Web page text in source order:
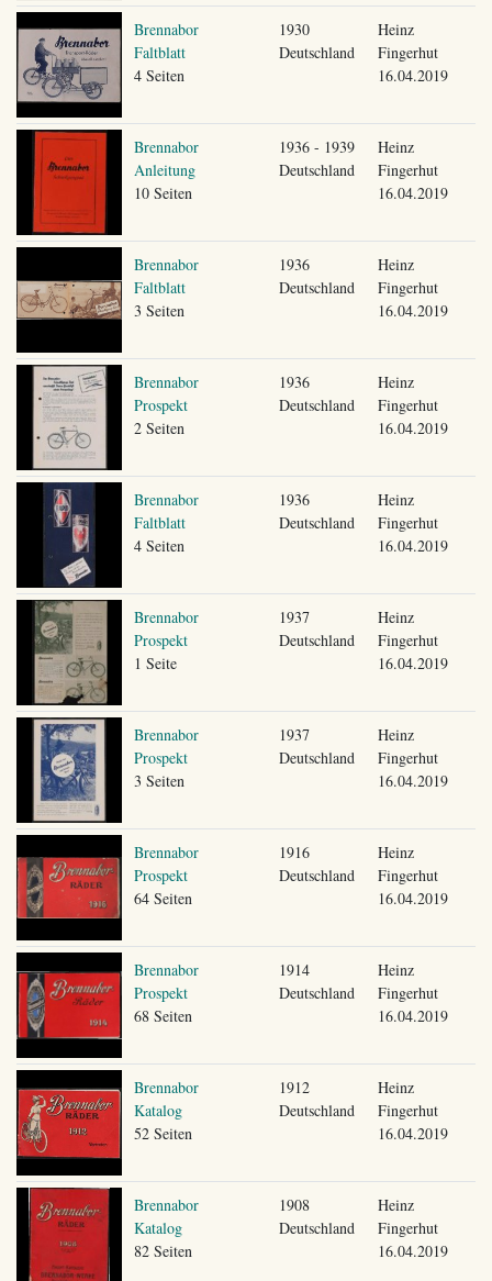
Brennabor
Faltblatt
4 Seiten
1930
Deutschland
Heinz
Fingerhut
16.04.2019
Brennabor
Anleitung
10 Seiten
1936 - 1939
Deutschland
Heinz
Fingerhut
16.04.2019
Brennabor
Faltblatt
3 Seiten
1936
Deutschland
Heinz
Fingerhut
16.04.2019
Brennabor
Prospekt
2 Seiten
1936
Deutschland
Heinz
Fingerhut
16.04.2019
Brennabor
Faltblatt
4 Seiten
1936
Deutschland
Heinz
Fingerhut
16.04.2019
Brennabor
Prospekt
1 Seite
1937
Deutschland
Heinz
Fingerhut
16.04.2019
Brennabor
Prospekt
3 Seiten
1937
Deutschland
Heinz
Fingerhut
16.04.2019
Brennabor
Prospekt
64 Seiten
1916
Deutschland
Heinz
Fingerhut
16.04.2019
Brennabor
Prospekt
68 Seiten
1914
Deutschland
Heinz
Fingerhut
16.04.2019
Brennabor
Katalog
52 Seiten
1912
Deutschland
Heinz
Fingerhut
16.04.2019
Brennabor
Katalog
82 Seiten
1908
Deutschland
Heinz
Fingerhut
16.04.2019